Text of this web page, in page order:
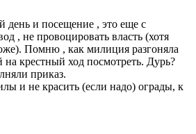
день и посещение , это еще с
, не провоцировать власть (хотя
Помню , как милиция разгоняла
крестный ход посмотреть. Дурь?
приказ.
и не красить (если надо) ограды, к